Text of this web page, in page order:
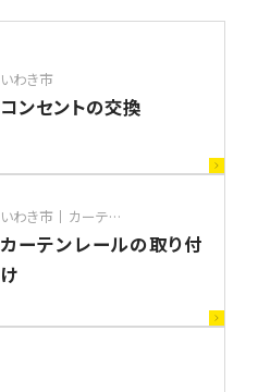
コンセントの交換
いわき市
カーテンレールの取り付
け
いわき市 カーテン取り替け